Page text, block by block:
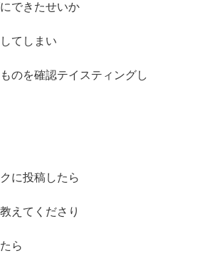
できたせいか
てしまい
のを確認テイスティングし
に投稿したら
えてくださり
ら